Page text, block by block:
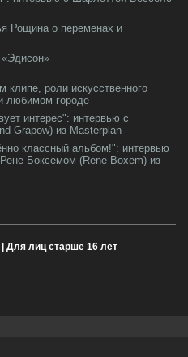
Рощина о переменах и
клипе, роли искусственного
любимом городе
интерес": интервью с
Grapow) из Masterplan
классный альбом!": интервью
Боксемом (Rene Boxem) из
| Для лиц старше 16 лет